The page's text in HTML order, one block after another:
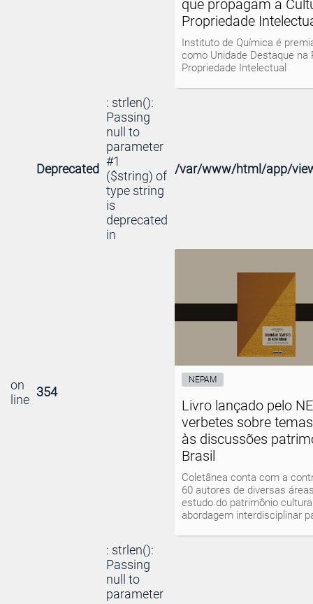
que propagam a
Propriedade
Instituto de Química é
como Unidade Destaque na
Propriedade Intelectual
Deprecated
: strlen():
Passing
null to
parameter
#1
($string) of
type string
is
deprecated
in
/var/www/html/app/
on
line 354
NEPAM
Livro lançado pelo
verbetes sobre
às discussões
Brasil
Coletânea conta com a
60 autores de diversas
estudo do patrimônio
abordagem interdisciplinar
: strlen():
Passing
null to
parameter